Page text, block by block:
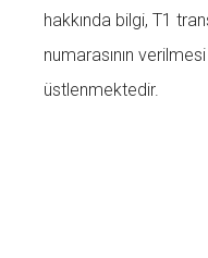
hakkında bilgi, T1
numarasının
üstlenmektedir.